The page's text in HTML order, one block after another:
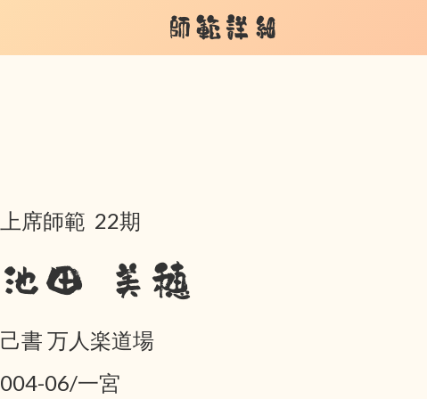
師範詳細
上席師範 22期
池田 美穂
己書 万人楽道場
004-06/一宮